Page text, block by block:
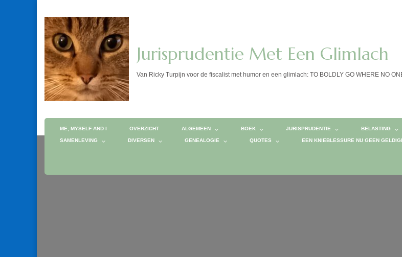
Jurisprudentie Met Een Glimlach
Van Ricky Turpijn voor de fiscalist met humor en een glimlach: TO BOLDLY GO WHERE NO
ME, MYSELF AND I OVERZICHT ALGEMEEN BOEK JURISPRUDENTIE BELASTING
SAMENLEVING DIVERSEN GENEALOGIE QUOTES EEN KNIEBLESSURE NU GEEN